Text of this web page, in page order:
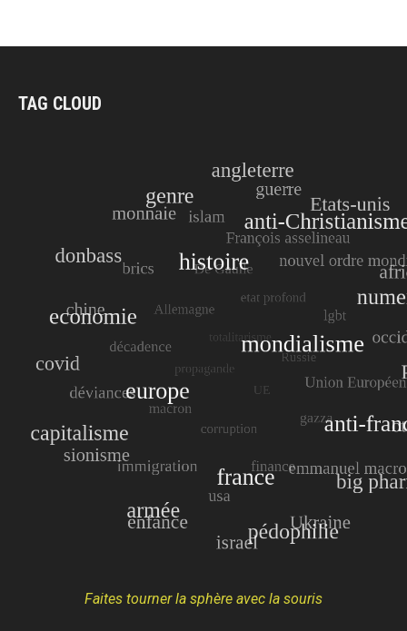
TAG CLOUD
Faites tourner la sphère avec la souris